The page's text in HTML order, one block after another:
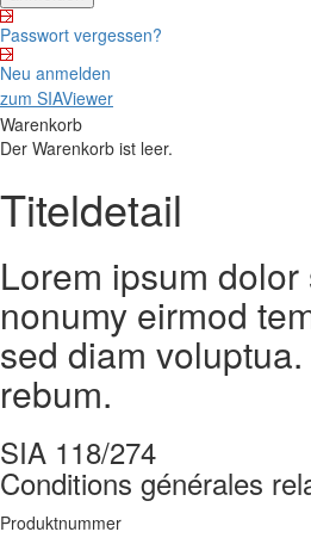
Passwort vergessen?
Neu anmelden
zum SIAViewer
Warenkorb
Der Warenkorb ist leer.
Titeldetail
Lorem ipsum
nonumy eirmod
sed diam
rebum.
SIA 118/274
Conditions générales
Produktnummer